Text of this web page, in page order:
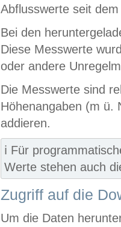
Abflusswerte seit
Bei den
Diese Messwerte
oder andere
Die Messwerte sind
Höhenangaben (m ü.
addieren.
ℹ️ Für
Werte stehen auch
Zugriff auf die
Um die Daten